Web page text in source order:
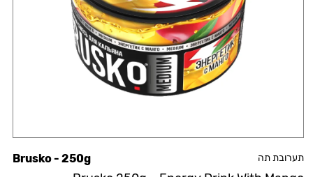
תערובת תה Brusko - 250g